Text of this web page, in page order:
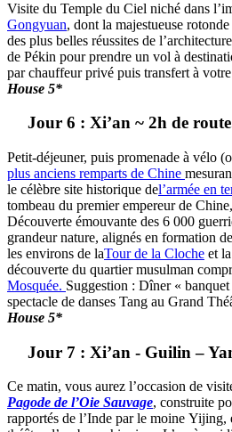
Visite du Temple du Ciel niché dans
Gongyuan, dont la majestueuse
des plus belles réussites de
de Pékin pour prendre un vol à
par chauffeur privé puis transfert à
House 5*
Jour 6 : Xi’an ~ 2h de
Petit-déjeuner, puis promenade à vélo
plus anciens remparts de Chine
le célèbre site historique del’armée en
tombeau du premier empereur de
Découverte émouvante des 6 000
grandeur nature, alignés en formation
les environs de laTour de la Cloche et la
découverte du quartier musulman
Mosquée. Suggestion : Dîner «
spectacle de danses Tang au Grand
House 5*
Jour 7 : Xi’an - Guilin –
Ce matin, vous aurez l’occasion de
Pagode de l’Oie Sauvage, construite
rapportés de l’Inde par le moine Yijing,